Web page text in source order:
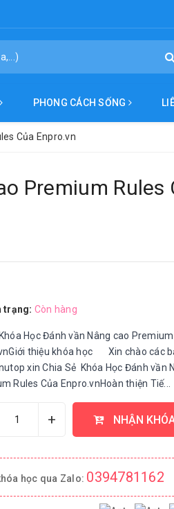
PHONG CÁCH SỐNG
Của Enpro.vn
Premium Rules
trạng: Còn hàng
Học Đánh vần Nâng cao
thiệu khóa học Xin chào các
xin Chia Sẻ Khóa Học Đánh vần
Rules Của Enpro.vnHoàn thiện Tiế...
+ NHẬN
học qua Zalo: 0394781162